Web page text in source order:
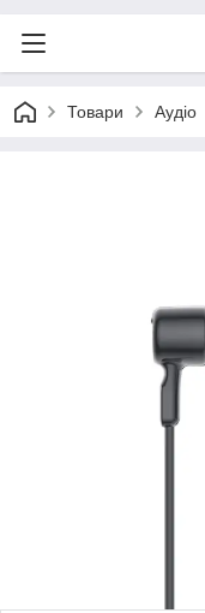
Товари Аудіо